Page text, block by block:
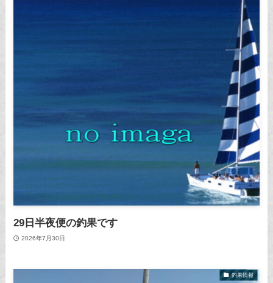
29日半夜便の釣果です
2026年7月30日
釣果情報